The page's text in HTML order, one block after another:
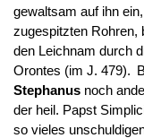
gewaltsam auf ihn
zugespitzten Rohren,
den Leichnam durch
Orontes (im J. 479).
Stephanusnoch
der heil. Papst
so vieles